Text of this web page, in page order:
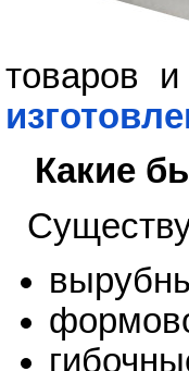
товаров
Какие